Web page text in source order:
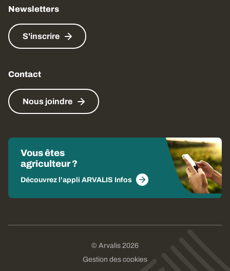
Newsletters
S'inscrire
Contact
Nous joindre
Vous êtes
agriculteur ?
Découvrez l'appli ARVALIS Infos
© Arvalis 2026
Gestion des cookies